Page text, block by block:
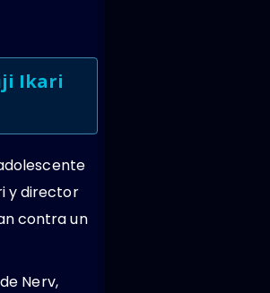
Ikari
y director
contra un
Nerv,